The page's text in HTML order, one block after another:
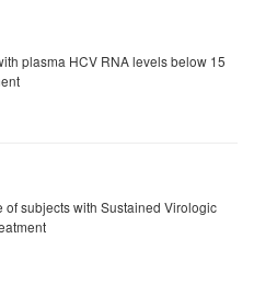
plasma HCV RNA levels below 15
of subjects with Sustained Virologic